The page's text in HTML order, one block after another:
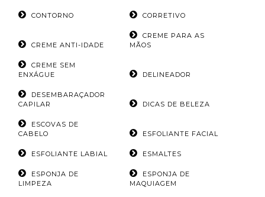
CONTORNO CORRETIVO
CREME ANTI-IDADE
CREME PARA AS
MÃOS
CREME SEM
ENXÁGUE
DELINEADOR
DESEMBARAÇADOR
CAPILAR
DICAS DE BELEZA
ESCOVAS DE
CABELO
ESFOLIANTE FACIAL
ESFOLIANTE LABIAL ESMALTES
ESPONJA DE
LIMPEZA
ESPONJA DE
MAQUIAGEM